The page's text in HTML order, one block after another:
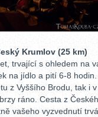
Krumlov (25 km)
trvající s ohledem na
na jídlo a pití 6-8
z Vyššího Brodu, tak i
ráno. Cesta z
vašeho vyzvednutí